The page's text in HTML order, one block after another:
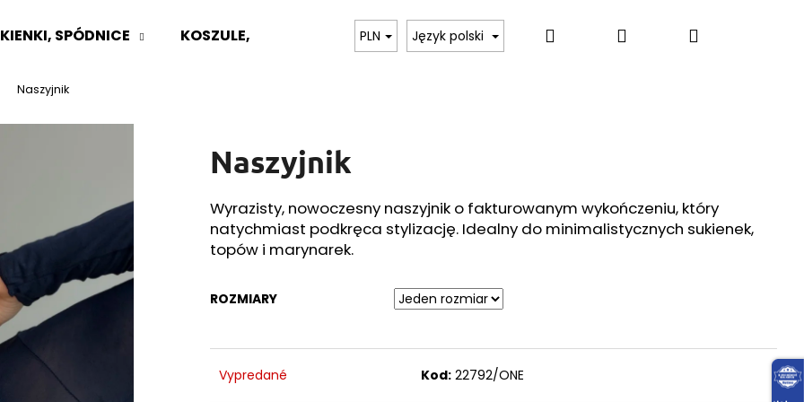
SPÓDNICE KOSZULE, BLUZKI TOPY, BODY, KOSZULKI SWETRY, PULOWERY, GOLFY
PLN Język polski Szukaj Zaloguj Koszyk
Naszyjnik
Naszyjnik
Wyrazisty, nowoczesny naszyjnik o fakturowanym wykończeniu, który
natychmiast podkręca stylizację. Idealny do minimalistycznych sukienek,
topów i marynarek.
ROZMIARY
Vypredané Kod: 22792/ONE
Czego szukasz?
SZUKAJ
Polecamy